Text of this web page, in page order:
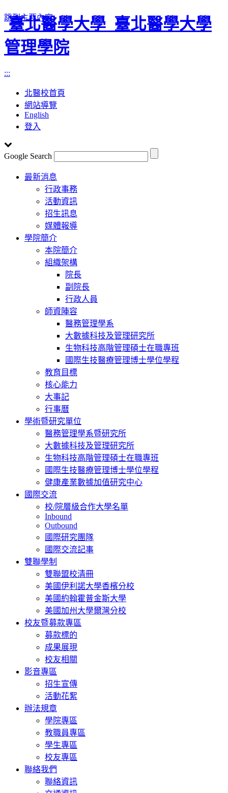
跳到主要內容
臺北醫學大學 臺北醫學大學
管理學院
:::
北醫校首頁
網站導覽
English
登入
Google Search
Toggle
navigation
最新消息
行政事務
活動資訊
招生訊息
媒體報導
學院簡介
本院簡介
組織架構
院長
副院長
行政人員
師資陣容
醫務管理學系
大數據科技及管理研究所
生物科技高階管理碩士在職專班
國際生技醫療管理博士學位學程
教育目標
核心能力
大事記
行事曆
學術暨研究單位
醫務管理學系暨研究所
大數據科技及管理研究所
生物科技高階管理碩士在職專班
國際生技醫療管理博士學位學程
健康產業數據加值研究中心
國際交流
校/院層級合作大學名單
Inbound
Outbound
國際研究團隊
國際交流記事
雙聯學制
雙聯盟校清冊
美國伊利諾大學香檳分校
美國約翰霍普金斯大學
美國加州大學爾灣分校
校友暨募款專區
募款標的
成果展現
校友相關
影音專區
招生宣傳
活動花絮
辦法規章
學院專區
教職員專區
學生專區
校友專區
聯絡我們
聯絡資訊